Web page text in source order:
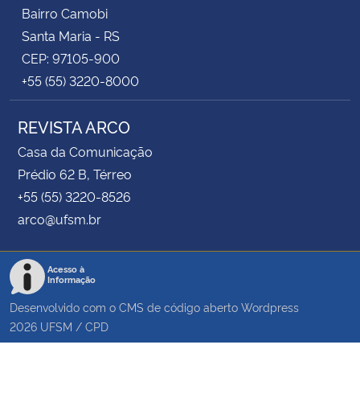
Bairro Camobi
Santa Maria - RS
CEP: 97105-900
+55 (55) 3220-8000
REVISTA ARCO
Casa da Comunicação
Prédio 62 B, Térreo
+55 (55) 3220-8526
arco@ufsm.br
Acesso à
Informação
Desenvolvido com o CMS de código aberto Wordpress
2026 UFSM / CPD